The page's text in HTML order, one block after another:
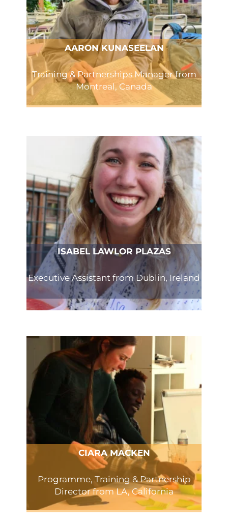
AARON KUNASEELAN
Training & Partnerships Manager from
Montreal, Canada
ISABEL LAWLOR PLAZAS
Executive Assistant from Dublin, Ireland
CIARA MACKEN
Programme, Training & Partnership
Director from LA, California